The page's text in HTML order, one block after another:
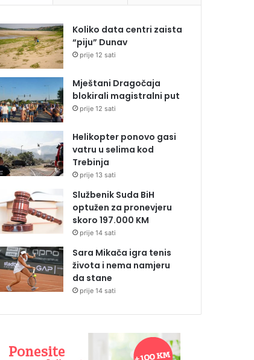
Koliko data centri zaista
“piju” Dunav
prije 12 sati
Mještani Dragočaja
blokirali magistralni put
prije 12 sati
Helikopter ponovo gasi
vatru u selima kod
Trebinja
prije 13 sati
Službenik Suda BiH
optužen za pronevjeru
skoro 197.000 KM
prije 14 sati
Sara Mikača igra tenis
života i nema namjeru
da stane
prije 14 sati